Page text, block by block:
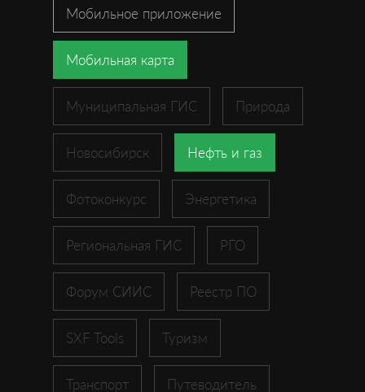
Мобильное приложение
Мобильная карта
Муниципальная ГИС Природа
Новосибирск Нефть и газ
Фотоконкурс Энергетика
Региональная ГИС РГО
Форум СИИС Реестр ПО
SXF Tools Туризм
Транспорт Путеводитель